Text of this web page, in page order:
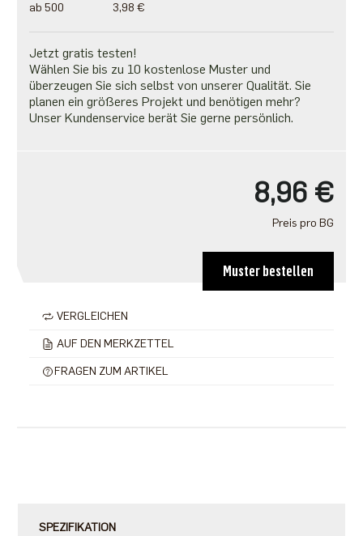
ab 500
3,98 €
Jetzt gratis testen!
Wählen Sie bis zu 10 kostenlose Muster und
überzeugen Sie sich selbst von unserer Qualität. Sie
planen ein größeres Projekt und benötigen mehr?
Unser Kundenservice berät Sie gerne persönlich.
8,96 €
Preis pro BG
Muster bestellen
VERGLEICHEN
AUF DEN MERKZETTEL
FRAGEN ZUM ARTIKEL
SPEZIFIKATION